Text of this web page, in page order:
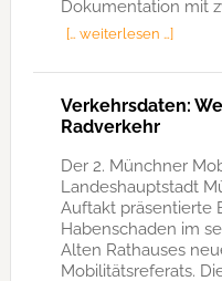
Dokumentation mit
[… weiterlesen …]
Verkehrsdaten:
Radverkehr
Der 2. Münchner
Landeshauptstadt
Auftakt präsentierte
Habenschaden im
Alten Rathauses
Mobilitätsreferats.